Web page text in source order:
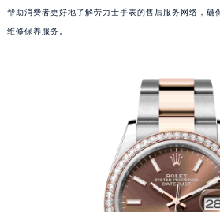
帮助消费者更好地了解劳力士手表的售后服务网络，确
维修保养服务。